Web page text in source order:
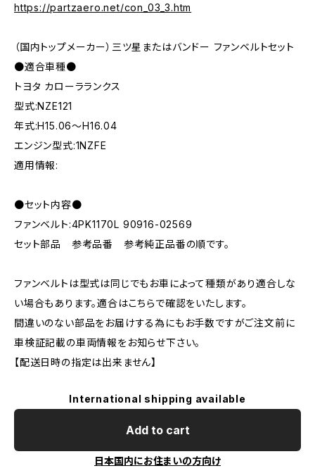
https://partzaero.net/con_03_3.htm
（国内トップメーカー）三ツ星またはバンドー ファンベルトセット
●適合車種●
トヨタ カローラランクス
型式:NZE121
年式:H15.06～H16.04
エンジン型式:1NZFE
適用情報:
●セット内容●
ファンベルト:4PK1170L 90916-02569
セット部品 参考品番 参考純正品番の順です。
ファンベルトは型式は同じでもお車によって種類があり適合しな
い場合もあります。適合はこちらで確認をいたします。
間違いのない部品をお届けする為にもお手数ですがご注文前に
車検証記載の車両情報をお知らせ下さい。
【配送日時の指定は出来ません】
International shipping available
Add to cart
日本国内にお住まいの方向け